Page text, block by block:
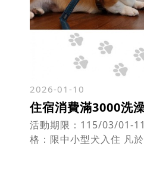
2026-01-10
住宿消費滿3000洗
活動期限：115/03/01-
格：限中小型犬入住 凡